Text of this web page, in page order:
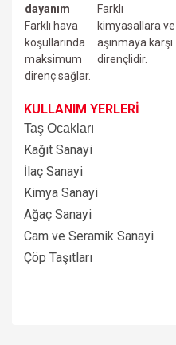
dayanım
Farklı hava
koşullarında
maksimum
direnç sağlar.
Farklı
kimyasallara ve
aşınmaya karşı
dirençlidir.
KULLANIM YERLERİ
Taş Ocakları
Kağıt Sanayi
İlaç Sanayi
Kimya Sanayi
Ağaç Sanayi
Cam ve Seramik Sanayi
Çöp Taşıtları